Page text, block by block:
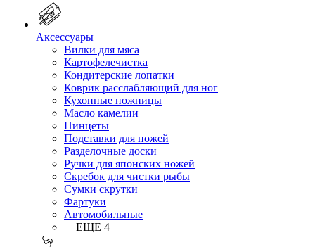
Аксессуары
Вилки для мяса
Картофелечистка
Кондитерские лопатки
Коврик расслабляющий для ног
Кухонные ножницы
Масло камелии
Пинцеты
Подставки для ножей
Разделочные доски
Ручки для японских ножей
Скребок для чистки рыбы
Сумки скрутки
Фартуки
Автомобильные
+ ЕЩЕ 4